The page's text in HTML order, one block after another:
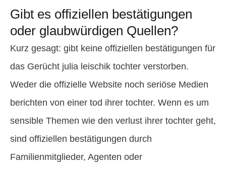
Gibt es offiziellen bestätigungen
oder glaubwürdigen Quellen?
Kurz gesagt: gibt keine offiziellen bestätigungen für
das Gerücht julia leischik tochter verstorben.
Weder die offizielle Website noch seriöse Medien
berichten von einer tod ihrer tochter. Wenn es um
sensible Themen wie den verlust ihrer tochter geht,
sind offiziellen bestätigungen durch
Familienmitglieder, Agenten oder